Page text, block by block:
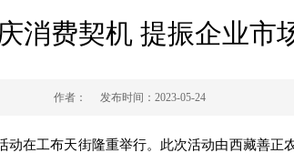
消费契机 提振企业市
作者： 发布时间： 2023-05-24
动在工布天街隆重举行。此次活动由西藏善